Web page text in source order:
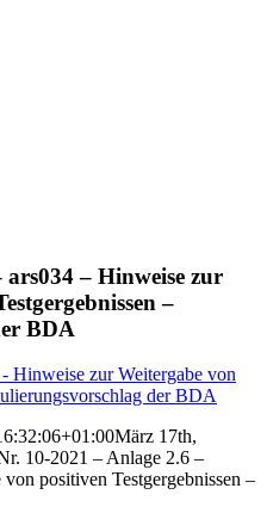
– Hinweise zur
–
BDA
Hinweise zur Weitergabe von
der BDA
März 17th,
10-2021 – Anlage 2.6 –
positiven Testgergebnissen –